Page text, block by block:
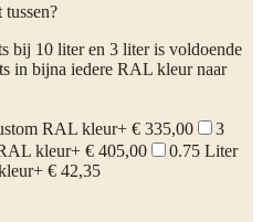
bij 10 liter en 3 liter is voldoende
in bijna iedere RAL kleur naar
RAL kleur+ € 335,00
3
kleur+ € 405,00
0.75 Liter
+ € 42,35